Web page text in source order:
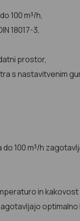
100 m³/h,
18017-3,
prostor,
s nastavitvenim
100 m³/h
in